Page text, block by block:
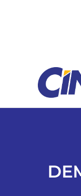
Classificados
EDIÇÕES EM PDF